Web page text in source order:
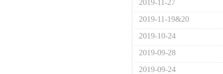
2019-11-27
2019-11-19&20
2019-10-24
2019-09-28
2019-09-24